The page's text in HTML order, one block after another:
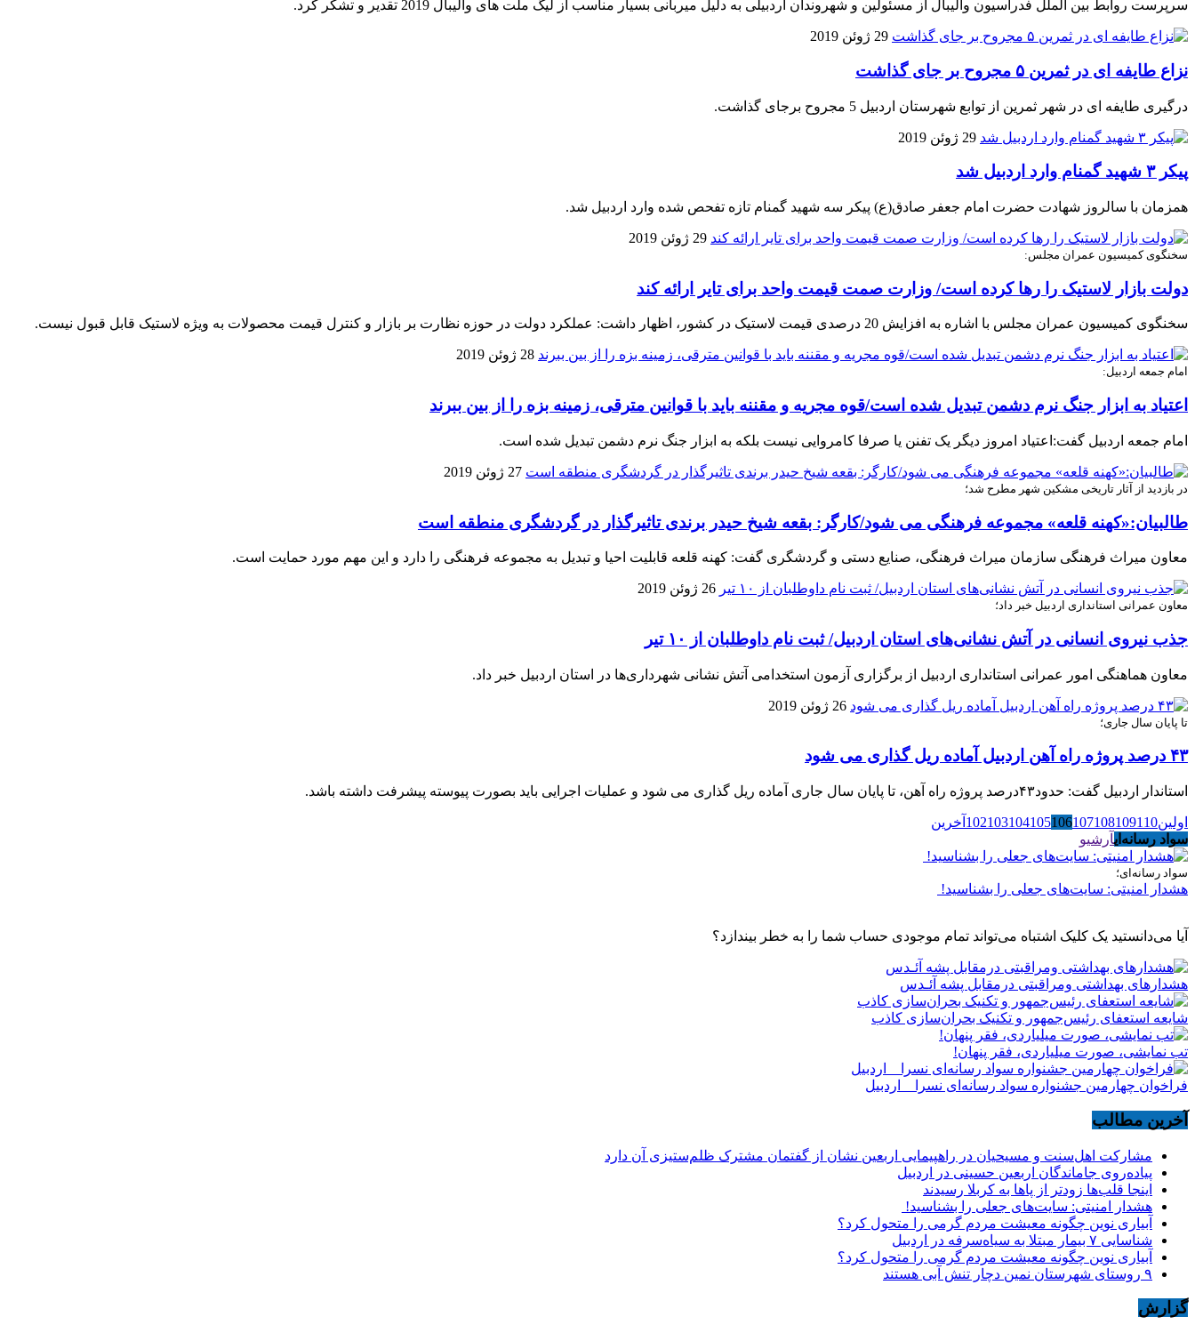
سرپرست روابط بین الملل فدراسیون والیبال از مسئولین و شهروندان اردبیلی به دلیل میربانی بسیار مناسب از لیگ ملت های والیبال 2019 تقدیر و تشکر کرد.
29 ژوئن 2019
نزاع طایفه ای در ثمرین ۵ مجروح بر جای گذاشت
درگیری طایفه ای در شهر ثمرین از توابع شهرستان اردبیل 5 مجروح برجای گذاشت.
29 ژوئن 2019
پیکر ۳ شهید گمنام وارد اردبیل شد
همزمان با سالروز شهادت حضرت امام جعفر صادق(ع) پیکر سه شهید گمنام تازه تفحص شده وارد اردبیل شد.
29 ژوئن 2019
سخنگوی کمیسیون عمران مجلس:
دولت بازار لاستیک را رها کرده است/ وزارت صمت قیمت واحد برای تایر ارائه کند
سخنگوی کمیسیون عمران مجلس با اشاره به افزایش 20 درصدی قیمت لاستیک در کشور، اظهار داشت: عملکرد دولت در حوزه نظارت بر بازار و کنترل قیمت محصولات به ویژه لاستیک قابل قبول نیست.
28 ژوئن 2019
امام جمعه اردبیل:
اعتیاد به ابزار جنگ نرم دشمن تبدیل شده است/قوه مجریه و مقننه باید با قوانین مترقی، زمینه بزه را از بین ببرند
امام جمعه اردبیل گفت:اعتیاد امروز دیگر یک تفنن یا صرفا کامروایی نیست بلکه به ابزار جنگ نرم دشمن تبدیل شده است.
27 ژوئن 2019
در بازدید از آثار تاریخی مشکین شهر مطرح شد؛
طالبیان:«کهنه قلعه» مجموعه فرهنگی می شود/کارگر: بقعه شیخ حیدر برندی تاثیرگذار در گردشگری منطقه است
معاون میراث فرهنگی سازمان میراث فرهنگی، صنایع دستی و گردشگری گفت: کهنه قلعه قابلیت احیا و تبدیل به مجموعه فرهنگی را دارد و این مهم مورد حمایت است.
26 ژوئن 2019
معاون عمرانی استانداری اردبیل خبر داد؛
جذب نیروی انسانی در آتش نشانی‌های استان اردبیل/ ثبت نام داوطلبان از ۱۰ تیر
معاون هماهنگی امور عمرانی استانداری اردبیل از برگزاری آزمون استخدامی آتش نشانی شهرداری‌ها در استان اردبیل خبر داد.
26 ژوئن 2019
تا پایان سال جاری؛
۴۳ درصد پروژه راه آهن اردبیل آماده ریل گذاری می شود
استاندار اردبیل گفت: حدود۴۳درصد پروژه راه آهن، تا پایان سال جاری آماده ریل گذاری می شود و عملیات اجرایی باید بصورت پیوسته پیشرفت داشته باشد.
اولین 102103104105106107108109110
آخرین
سواد رسانه‌ایآرشیو
سواد رسانه‌ای؛
هشدار امنیتی: سایت‌های جعلی را بشناسید!
آیا می‌دانستید یک کلیک اشتباه می‌تواند تمام موجودی حساب شما را به خطر بیندازد؟
هشدارهاى بهداشتى ومراقبتى درمقابل پشه آئـدس
شایعه استعفای رئیس‌جمهور و تکنیک بحران‌سازی کاذب
تب نمایشی، صورت میلیاردی، فقر پنهان!
فراخوان چهارمین جشنواره سواد رسانه‌ای نسرا _ اردبیل
آخرین مطالب
مشارکت اهل‌سنت و مسیحیان در راهپیمایی اربعین نشان از گفتمان مشترک ظلم‌ستیزی آن دارد
پیاده‌روی جاماندگان اربعین حسینی در اردبیل
اینجا قلب‌ها زودتر از پاها به کربلا رسیدند
هشدار امنیتی: سایت‌های جعلی را بشناسید!
آبیاری نوین چگونه معیشت مردم گرمی را متحول کرد؟
شناسایی ۷ بیمار مبتلا به سیاه‌سرفه در اردبیل
آبیاری نوین چگونه معیشت مردم گرمی را متحول کرد؟
۹ روستای شهرستان نمین دچار تنش آبی هستند
گزارش